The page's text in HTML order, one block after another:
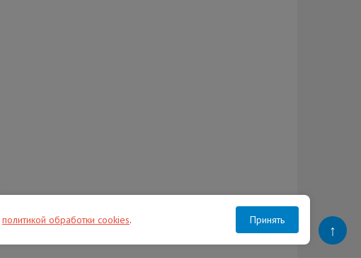
политикой обработки cookies. Принять
↑